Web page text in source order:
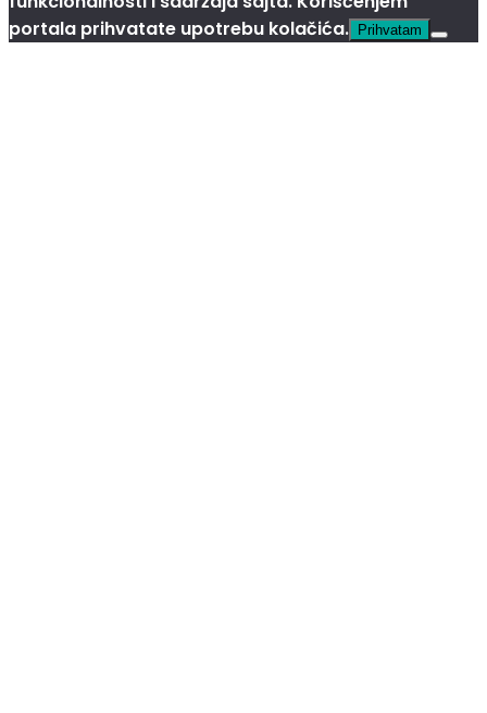
portala prihvatate upotrebu kolačića.
Prihvatam